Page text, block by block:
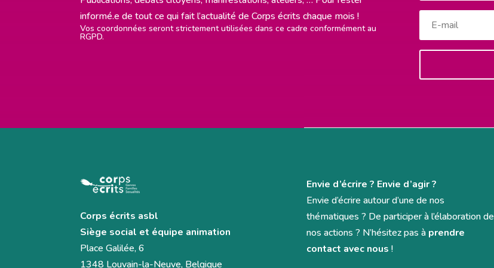
informé.e de tout ce qui fait l’actualité de Corps écrits chaque mois !
Vos coordonnées seront strictement utilisées dans ce cadre conformément au
RGPD.
Corps écrits asbl
Siège social et équipe animation
Place Galilée, 6
1348 Louvain-la-Neuve, Belgique
Envie d’écrire ? Envie d’agir ?
Envie d’écrire autour d’une de nos
thématiques ? De participer à l’élaboration de
nos actions ? N’hésitez pas à prendre
contact avec nous !